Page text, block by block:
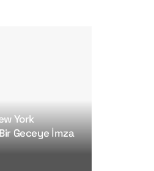
York
Geceye İmza